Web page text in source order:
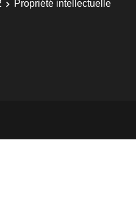
Propriété intellectuelle